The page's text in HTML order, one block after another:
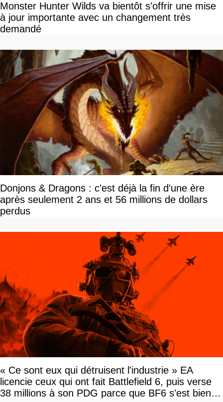
Monster Hunter Wilds va bientôt s'offrir une mise
à jour importante avec un changement très
demandé
Donjons & Dragons : c'est déjà la fin d'une ère
après seulement 2 ans et 56 millions de dollars
perdus
« Ce sont eux qui détruisent l'industrie » EA
licencie ceux qui ont fait Battlefield 6, puis verse
38 millions à son PDG parce que BF6 s'est bien